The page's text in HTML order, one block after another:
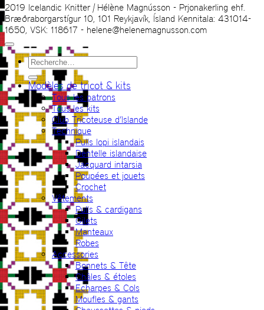
2019 Icelandic Knitter | Hélène Magnússon - Prjonakerling ehf.
Bræðraborgarstígur 10, 101 Reykjavík, Ísland Kennitala: 431014-
1650, VSK: 118617 - helene@helenemagnusson.com
Recherche
pour :
Modèles de tricot & kits
Tous les patrons
Tous les kits
Club Tricoteuse d’Islande
Technique
Pulls lopi islandais
Dentelle islandaise
Jacquard intarsia
Poupées et jouets
Crochet
Vêtements
Pulls & cardigans
Gilets
Manteaux
Robes
Accessories
Bonnets & Tête
Châles & étoles
Echarpes & Cols
Moufles & gants